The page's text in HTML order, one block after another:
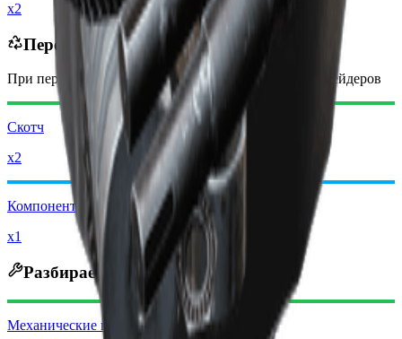
x2
Перерабатывается в
При переработке вы получите -2650 меньше монет рейдеров
Скотч
x2
Компоненты для модификаций
x1
Разбирается на
Механические компоненты